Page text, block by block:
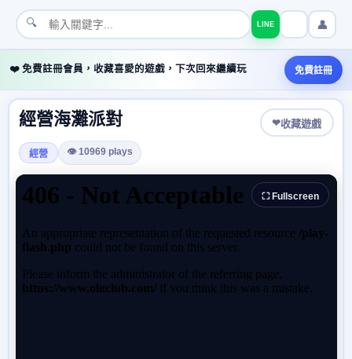
🔍 LINE 👤
❤️ 免費註冊會員，收藏喜愛的遊戲，下次回來繼續玩 免費註冊
經營海灘派對 ❤收藏遊戲
經營 👁 10969 plays
⛶ Fullscreen